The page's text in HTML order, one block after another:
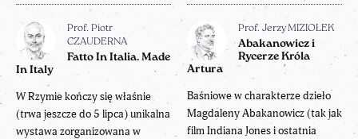
Prof. Piotr
CZAUDERNA
Fatto In Italia. Made
In Italy
W Rzymie kończy się właśnie
(trwa jeszcze do 5 lipca) unikalna
wystawa zorganizowana w
Prof. Jerzy MIZIOŁEK
Abakanowicz i
Rycerze Króla
Artura
Baśniowe w charakterze dzieło
Magdaleny Abakanowicz (tak jak
film Indiana Jones i ostatnia